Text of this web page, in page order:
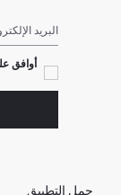
البريد
أوافق
حمل التطبيق